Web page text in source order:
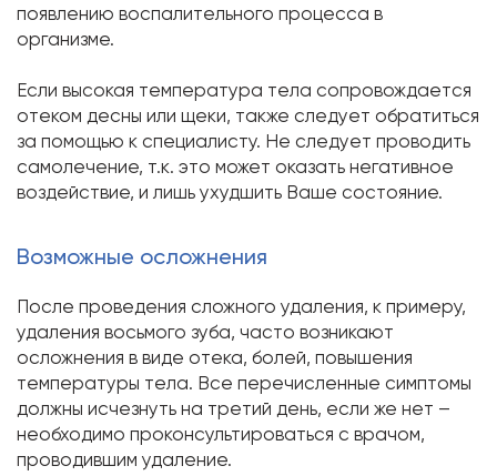
появлению воспалительного процесса в
организме.
Если высокая температура тела сопровождается
отеком десны или щеки, также следует обратиться
за помощью к специалисту. Не следует проводить
самолечение, т.к. это может оказать негативное
воздействие, и лишь ухудшить Ваше состояние.
Возможные осложнения
После проведения сложного удаления, к примеру,
удаления восьмого зуба, часто возникают
осложнения в виде отека, болей, повышения
температуры тела. Все перечисленные симптомы
должны исчезнуть на третий день, если же нет –
необходимо проконсультироваться с врачом,
проводившим удаление.